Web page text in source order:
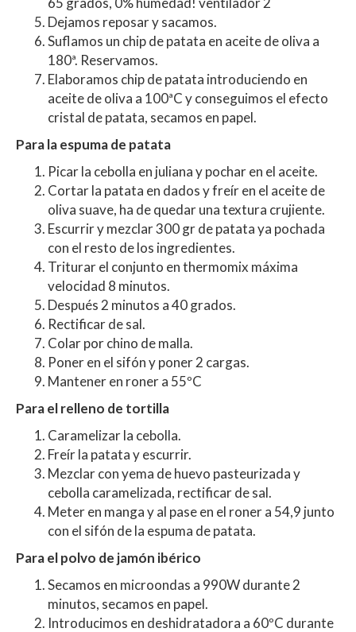
Dejamos reposar y sacamos.
Suflamos un chip de patata en aceite de oliva a
180ª. Reservamos.
Elaboramos chip de patata introduciendo en
aceite de oliva a 100ªC y conseguimos el efecto
cristal de patata, secamos en papel.
Para la espuma de patata
Picar la cebolla en juliana y pochar en el aceite.
Cortar la patata en dados y freír en el aceite de
oliva suave, ha de quedar una textura crujiente.
Escurrir y mezclar 300 gr de patata ya pochada
con el resto de los ingredientes.
Triturar el conjunto en thermomix máxima
velocidad 8 minutos.
Después 2 minutos a 40 grados.
Rectificar de sal.
Colar por chino de malla.
Poner en el sifón y poner 2 cargas.
Mantener en roner a 55ºC
Para el relleno de tortilla
Caramelizar la cebolla.
Freír la patata y escurrir.
Mezclar con yema de huevo pasteurizada y
cebolla caramelizada, rectificar de sal.
Meter en manga y al pase en el roner a 54,9 junto
con el sifón de la espuma de patata.
Para el polvo de jamón ibérico
Secamos en microondas a 990W durante 2
minutos, secamos en papel.
Introducimos en deshidratadora a 60ºC durante